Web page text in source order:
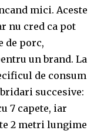
mici. Aceste
nu cred ca pot
de porc,
un brand. La
de consum
succesive:
7 capete, iar
2 metri lungime